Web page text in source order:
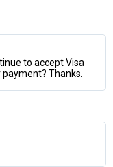
to accept Visa
Thanks.